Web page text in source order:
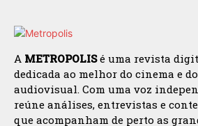
A METROPOLISé uma revista
dedicada ao melhor do cinema e
audiovisual. Com uma voz
reúne análises, entrevistas e
que acompanham de perto as